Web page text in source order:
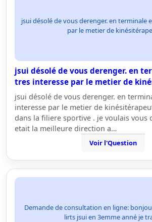
jsui désolé de vous derenger. en terminale
par le metier de
jsui désolé de vous derenger. en
tres interesse par le metier de
jsui désolé de vous derenger. en
interesse par le metier de
dans la filiere sportive . je voulais vous
etait la meilleure direction a…
Voir l'Question
Demande de consultation en ligne:
lirts jsui en 3emme anné je